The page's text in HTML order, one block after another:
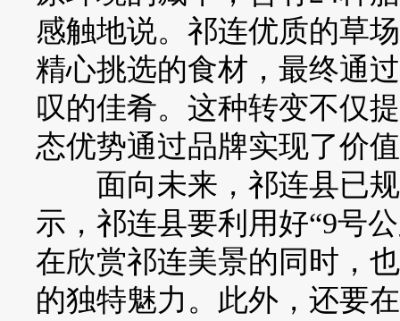
感触地说。祁连优质的草
精心挑选的食材，最终通
叹的佳肴。这种转变不仅
态优势通过品牌实现了价
面向未来，祁连县已规
示，祁连县要利用好“9号
在欣赏祁连美景的同时，
的独特魅力。此外，还要